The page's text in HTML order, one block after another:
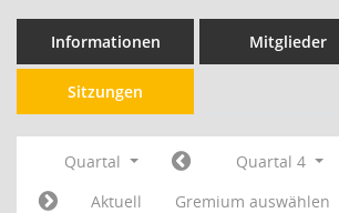
Informationen Mitglieder
Sitzungen
Quartal Quartal 4
Aktuell
Gremium auswählen